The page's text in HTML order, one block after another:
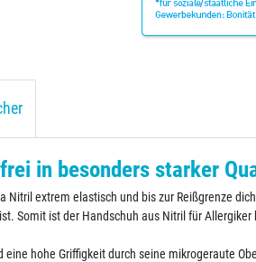
in besonders starker
extrem elastisch und bis zur Reißgrenze
Somit ist der Handschuh aus Nitril für
hohe Griffigkeit durch seine mikrogeraute